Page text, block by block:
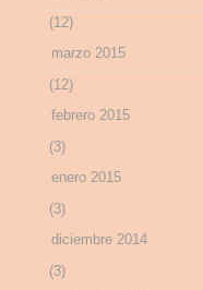
(12)
marzo 2015
(12)
febrero 2015
(3)
enero 2015
(3)
diciembre 2014
(3)